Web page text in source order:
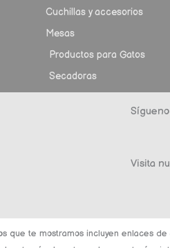
Cuchillas y accesorios
Mesas
Productos para Gatos
Secadoras
Visita
que te mostramos incluyen enlaces